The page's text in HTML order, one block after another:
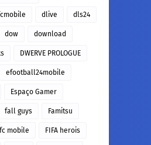
dlive dls24
dow download
DWERVE PROLOGUE
efootball24mobile
Espaço Gamer
fall guys Famitsu
fc mobile FIFA herois